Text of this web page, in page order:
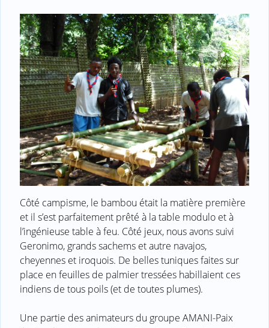
Côté campisme, le bambou était la matière première
et il s’est parfaitement prêté à la table modulo et à
l’ingénieuse table à feu. Côté jeux, nous avons suivi
Geronimo, grands sachems et autre navajos,
cheyennes et iroquois. De belles tuniques faites sur
place en feuilles de palmier tressées habillaient ces
indiens de tous poils (et de toutes plumes).
Une partie des animateurs du groupe AMANI-Paix